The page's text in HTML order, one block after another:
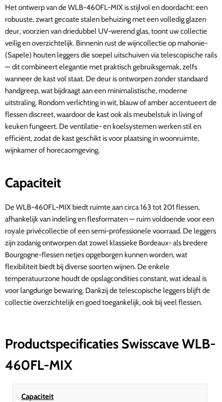
Het ontwerp van de WLB-460FL-MIX is stijlvol en doordacht: een
robuuste, zwart gecoate stalen behuizing met een volledig glazen
deur, voorzien van driedubbel UV-werend glas, toont uw collectie
veilig en overzichtelijk. Binnenin rust de wijncollectie op mahonie-
(Sapele) houten leggers die soepel uitschuiven via telescopische rails
— dit combineert elegantie met praktisch gebruiksgemak, zelfs
wanneer de kast vol staat. De deur is ontworpen zonder standaard
handgreep, wat bijdraagt aan een minimalistische, moderne
uitstraling. Rondom verlichting in wit, blauw of amber accentueert de
flessen discreet, waardoor de kast ook als meubelstuk in living of
keuken fungeert. De ventilatie- en koelsystemen werken stil en
efficiënt, zodat de kast geschikt is voor plaatsing in woonruimte,
wijnkamer of horecaomgeving.
Capaciteit
De WLB-460FL-MIX biedt ruimte aan circa 163 tot 201 flessen,
afhankelijk van indeling en flesformaten — ruim voldoende voor een
royale privécollectie of een semi-professionele voorraad. De leggers
zijn zodanig ontworpen dat zowel klassieke Bordeaux- als bredere
Bourgogne-flessen netjes opgeborgen kunnen worden, wat
flexibiliteit biedt bij diverse soorten wijnen. De enkele
temperatuurzone houdt de opslagcondities constant, wat ideaal is
voor langdurige bewaring. Dankzij de telescopische leggers blijft de
collectie overzichtelijk en goed toegankelijk, ook bij veel flessen.
Productspecificaties Swisscave WLB-
460FL-MIX
Capaciteit